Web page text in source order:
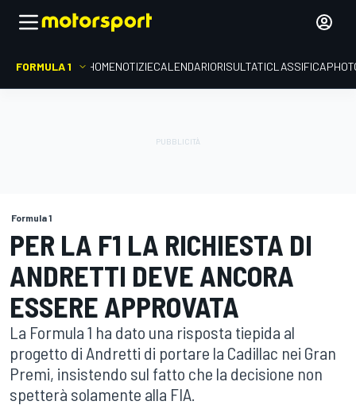
FORMULA 1 HOMENOTIZIECALENDARIORISULTATICLASSIFICA
Formula 1
PER LA F1 LA RICHIESTA DI
ANDRETTI DEVE ANCORA
ESSERE APPROVATA
La Formula 1 ha dato una risposta tiepida al
progetto di Andretti di portare la Cadillac nei Gran
Premi, insistendo sul fatto che la decisione non
spetterà solamente alla FIA.